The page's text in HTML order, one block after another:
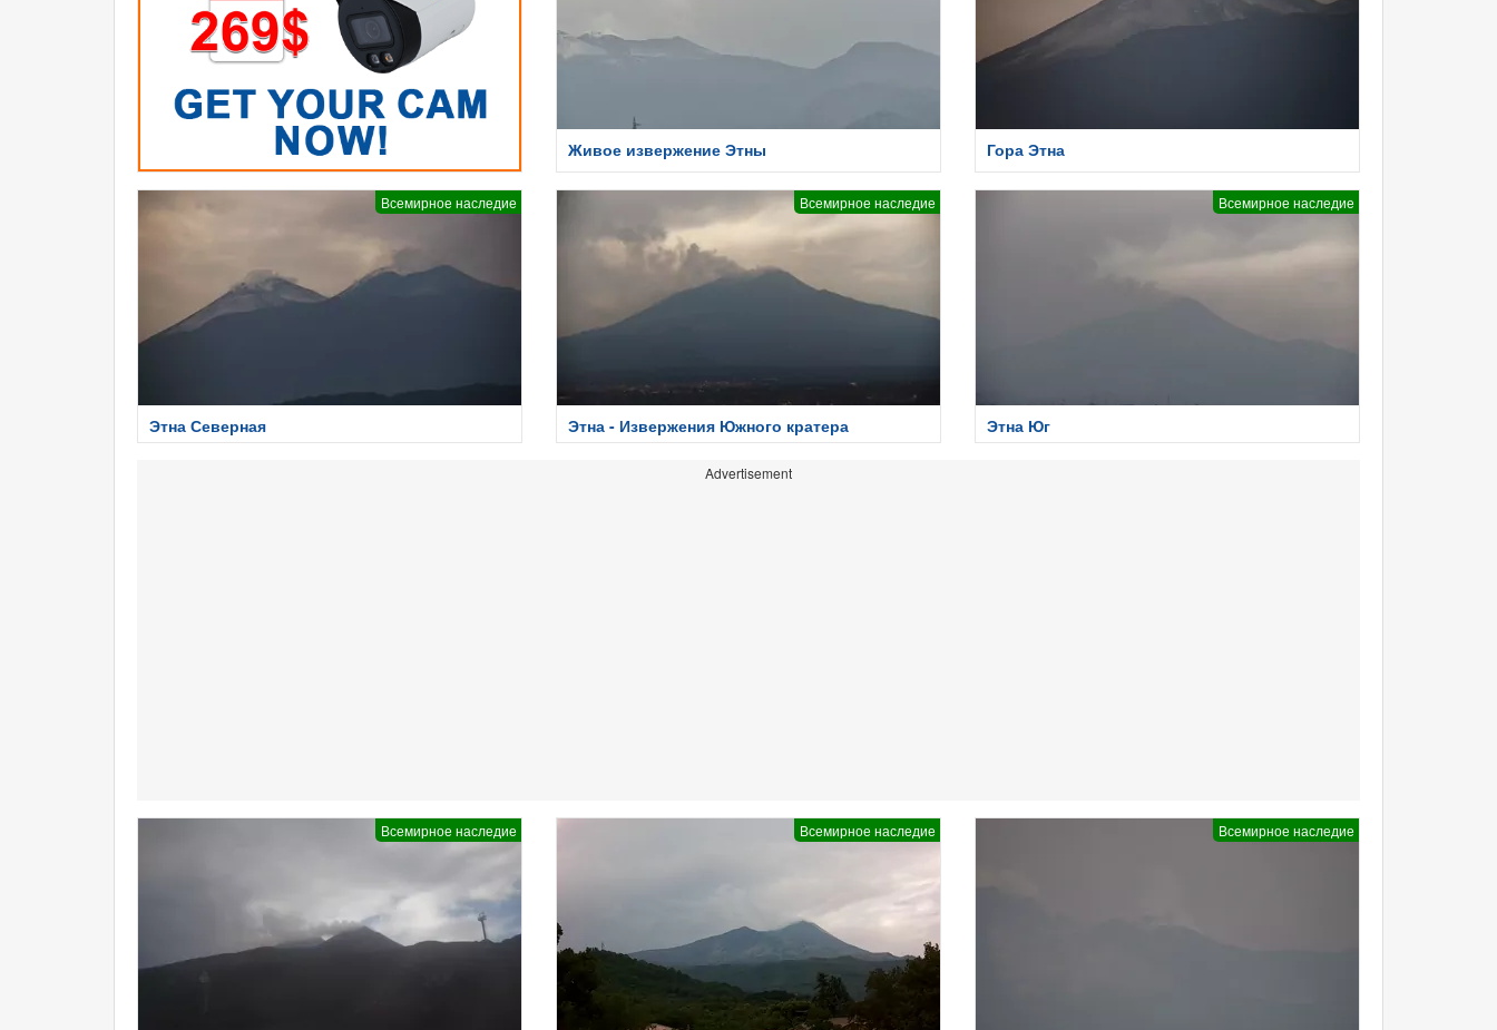
Живое извержение Этны Гора Этна
Всемирное наследие
Этна Северная
Всемирное наследие
Этна - Извержения Южного кратера
Всемирное наследие
Этна Юг
Advertisement
Всемирное наследие Всемирное наследие Всемирное наследие